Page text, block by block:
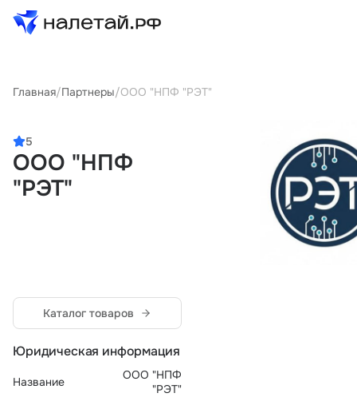
Товары
Сервисы
Поставщикам
Государственные программы
Новости и аналитика
info@naletai.su
Главная/Партнеры/ООО "НПФ "РЭТ"
5
ООО "НПФ
"РЭТ"
Каталог товаров
Юридическая информация
Название
ООО "НПФ
"РЭТ"